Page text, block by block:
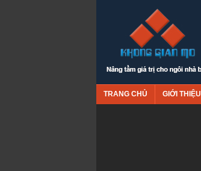
TRANG CHỦ GIỚI THIỆU